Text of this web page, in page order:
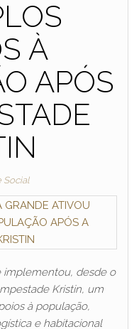
À
APÓS
Social
implementou, desde o
Kristin, um
à população,
e habitacional